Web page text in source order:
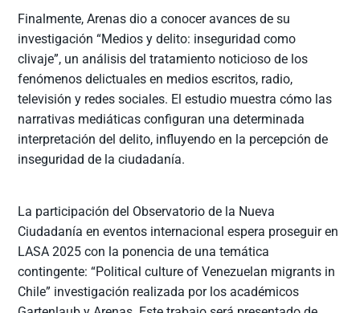
Finalmente, Arenas dio a conocer avances de su
investigación “Medios y delito: inseguridad como
clivaje”, un análisis del tratamiento noticioso de los
fenómenos delictuales en medios escritos, radio,
televisión y redes sociales. El estudio muestra cómo las
narrativas mediáticas configuran una determinada
interpretación del delito, influyendo en la percepción de
inseguridad de la ciudadanía.
La participación del Observatorio de la Nueva
Ciudadanía en eventos internacional espera proseguir en
LASA 2025 con la ponencia de una temática
contingente: “Political culture of Venezuelan migrants in
Chile” investigación realizada por los académicos